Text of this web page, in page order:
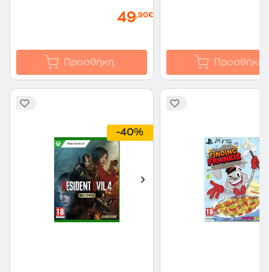
49,90€
Προσθήκη Προσθήκη
-40%